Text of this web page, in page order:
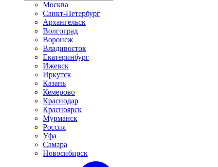
Москва
Санкт-Петербург
Архангельск
Волгоград
Воронеж
Владивосток
Екатеринбург
Ижевск
Иркутск
Казань
Кемерово
Краснодар
Красноярск
Мурманск
Россия
Уфа
Самара
Новосибирск